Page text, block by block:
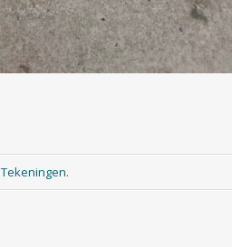
Tekeningen.